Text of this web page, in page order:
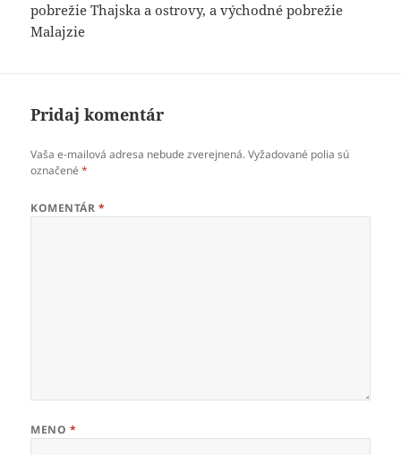
pobrežie Thajska a ostrovy, a východné pobrežie
Malajzie
Pridaj komentár
Vaša e-mailová adresa nebude zverejnená. Vyžadované polia sú
označené*
KOMENTÁR *
MENO *